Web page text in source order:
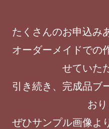
たくさんのお申込み
オーダーメイドでの
せていた
引き続き、完成品ブ
おり
ぜひサンプル画像よ